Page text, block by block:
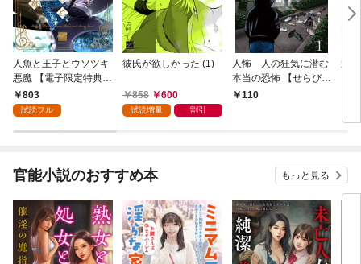
人魚と王子とウソツキ
悪魔 【電子限定特典付
き】(1)
803
試読フル
彼氏が欲しかった (1)
858 600
試読増量 割引
人怖 人の狂気に潜む
本当の恐怖 【せらびぃ
連載版】１
110
運
官能小説のおすすめ本 もっと見る